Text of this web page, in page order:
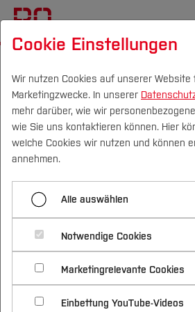
Campus Personen DE|
Studium
Studienangebote
Bachelorstudiengänge
Masterstudiengänge
Vor dem Studium
Bewerben & Einschreiben
Bewerbungsportal
Im Studium
Studienbüros und Prüfungen
Nach dem Studium
Forschung &
Profil
Forschungs- und
Schwerpunkte (FuT)
Beratung & Förderung
Nachhaltigkeit
Nachhaltigkeit studieren
International
Chronik
2011
Menü
2002
2003
2004
2005
2011
World Solar Challenge
Cookie Einstellungen
Wir nutzen Cookies auf unserer Website
Marketingzwecke. In unserer
mehr darüber, wie wir
wie Sie uns kontaktieren können. Hier
welche Cookies wir nutzen und können
annehmen.
Alle auswählen
Notwendige Cookies
Marketingrelevante Cookies
Einbettung YouTube-Videos